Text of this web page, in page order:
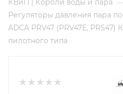
КВиП | Короли воды и пара
Регуляторы давления пара
ADCA PRV47 (PRV47E,
пилотного типа